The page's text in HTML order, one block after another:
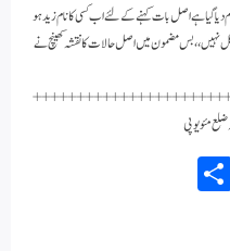
گیا ہے اصل بات کہنے کے لئے اب کسی کا نام زید ہو
نہیں،، بس مضمون میں اصل حالات کا نقشہ کھینچ نے
مئو یو پی
m